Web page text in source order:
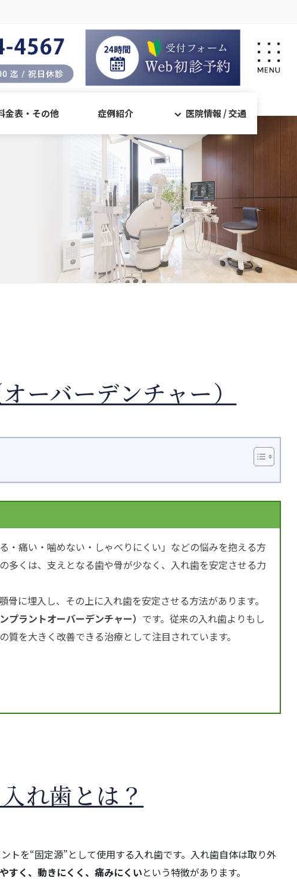
金表・その他 症例紹介 医院情報 / 交通
ーバーデンチャー）
・痛い・噛めない・しゃべりにくい」などの悩みを抱える方
多くは、支えとなる歯や骨が少なく、入れ歯を安定させる力
骨に埋入し、その上に入れ歯を安定させる方法があります。
プラントオーバーデンチャー） です。従来の入れ歯よりもし
質を大きく改善できる治療として注目されています。
れ歯とは？
トを“固定源”として使用する入れ歯です。入れ歯自体は取り外
すく、動きにくく、痛みにくいという特徴があります。